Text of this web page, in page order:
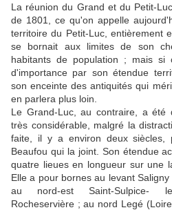
La réunion du Grand et du Petit-
de 1801, ce qu'on appelle
territoire du Petit-Luc, entièrement
se bornait aux limites de son
habitants de population ; mais si
d'importance par son étendue
son enceinte des antiquités qui
en parlera plus loin.
Le Grand-Luc, au contraire, a été
très considérable, malgré la
faite, il y a environ deux siècles,
Beaufou qui la joint. Son étendue
quatre lieues en longueur sur une
Elle a pour bornes au levant
au nord-est Saint-Sulpice-
Rocheservière ; au nord Legé